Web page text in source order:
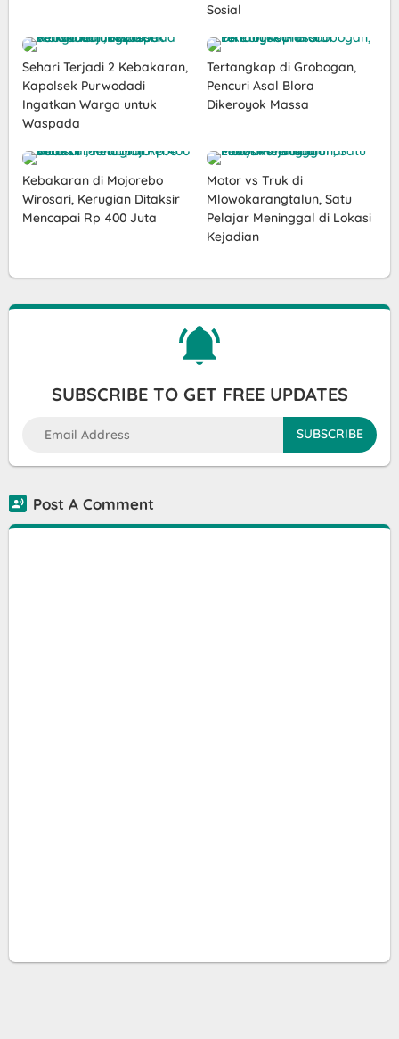
Sosial
Sehari Terjadi 2 Kebakaran,
Kapolsek Purwodadi
Ingatkan Warga untuk
Waspada
Tertangkap di Grobogan,
Pencuri Asal Blora
Dikeroyok Massa
Kebakaran di Mojorebo
Wirosari, Kerugian Ditaksir
Mencapai Rp 400 Juta
Motor vs Truk di
Mlowokarangtalun, Satu
Pelajar Meninggal di Lokasi
Kejadian
SUBSCRIBE TO GET FREE UPDATES
Post A Comment